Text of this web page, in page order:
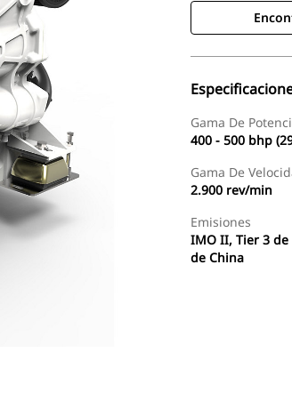
Gama De
400 - 500 bhp
Gama De
2.900 rev/min
Emisiones
IMO II, Tier 3 de
de China